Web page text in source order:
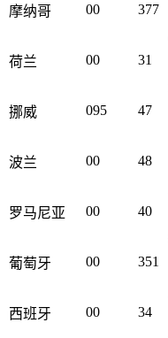
摩纳哥 00 377
荷兰 00 31
挪威 095 47
波兰 00 48
罗马尼亚 00 40
葡萄牙 00 351
西班牙 00 34